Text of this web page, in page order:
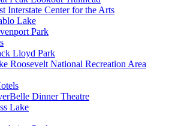
Interstate Center for the Arts
Lake
Park
Lloyd Park
Roosevelt National Recreation Area
Dinner Theatre
Lake